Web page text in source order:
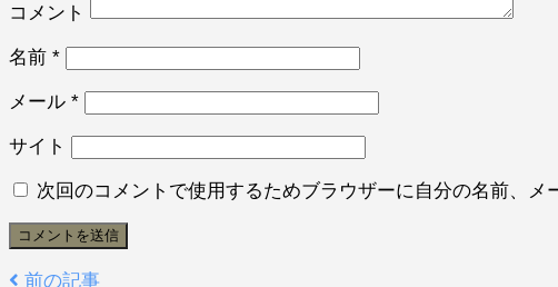
コメント
名前 *
メール *
サイト
次回のコメントで使用するためブラウザーに自分の名前、メ
前の記事